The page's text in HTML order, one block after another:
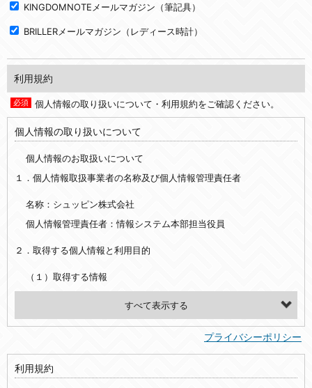
KINGDOMNOTEメールマガジン（筆記具）
BRILLERメールマガジン（レディース時計）
利用規約
個人情報の取り扱いについて・利用規約をご確認ください。
個人情報の取り扱いについて
個人情報のお取扱いについて
１．個人情報取扱事業者の名称及び個人情報管理責任者
名称：シュッピン株式会社
個人情報管理責任者：情報システム本部担当役員
２．取得する個人情報と利用目的
（１）取得する情報
【シュッピン会員共通でご登録いただく情報】
・必須登録：氏名、生年月日、性別、住所、電話番号、メールアドレス、パスワード
・任意登録：ニックネーム、プロフィール画像、希望するメールマガジンの種類
【当社サービスをご利用時に当社が取得またはご提供いただく情報】
プライバシーポリシー
利用規約